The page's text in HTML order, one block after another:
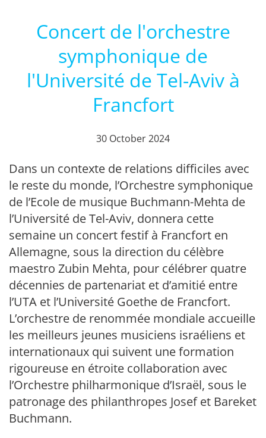
Concert de l'orchestre
symphonique de
l'Université de Tel-Aviv à
Francfort
30 October 2024
Dans un contexte de relations difficiles avec
le reste du monde, l’Orchestre symphonique
de l’Ecole de musique Buchmann-Mehta de
l’Université de Tel-Aviv, donnera cette
semaine un concert festif à Francfort en
Allemagne, sous la direction du célèbre
maestro Zubin Mehta, pour célébrer quatre
décennies de partenariat et d’amitié entre
l’UTA et l’Université Goethe de Francfort.
L’orchestre de renommée mondiale accueille
les meilleurs jeunes musiciens israéliens et
internationaux qui suivent une formation
rigoureuse en étroite collaboration avec
l’Orchestre philharmonique d’Israël, sous le
patronage des philanthropes Josef et Bareket
Buchmann.